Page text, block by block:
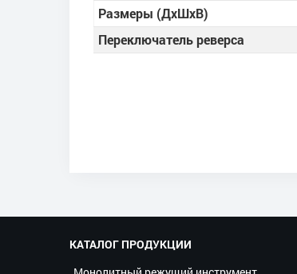
Размеры (ДхШхВ)
Переключатель реверса
КАТАЛОГ ПРОДУКЦИИ